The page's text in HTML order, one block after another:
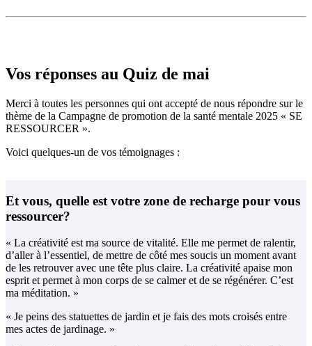
Vos réponses au Quiz de mai
Merci à toutes les personnes qui ont accepté de nous répondre sur le
thème de la Campagne de promotion de la santé mentale 2025 « SE
RESSOURCER ».
Voici quelques-un de vos témoignages :
Et vous, quelle est votre zone de recharge pour vous
ressourcer?
« La créativité est ma source de vitalité. Elle me permet de ralentir,
d’aller à l’essentiel, de mettre de côté mes soucis un moment avant
de les retrouver avec une tête plus claire. La créativité apaise mon
esprit et permet à mon corps de se calmer et de se régénérer. C’est
ma méditation. »
« Je peins des statuettes de jardin et je fais des mots croisés entre
mes actes de jardinage. »